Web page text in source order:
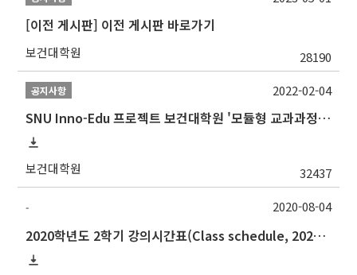
[이전 게시판] 이전 게시판 바로가기
보건대학원 28190
공지사항
SNU Inno-Edu 프로젝트 보건대학원 '모듈형 교과과정' 안내(revised 2022/2/28)
보건대학원 32437
2022-02-04
-
2020학년도 2학기 강의시간표(Class schedule, 2020 Fall semester)(8/21 revised)
2020-08-04